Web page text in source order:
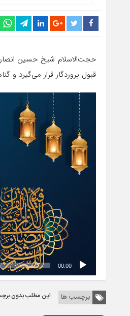
حجت‌الاسلام شیخ حسین
قبول پروردگار قرار می‌گیرد و
نمایشگر
00:00
برچسب ها این مطلب بدون